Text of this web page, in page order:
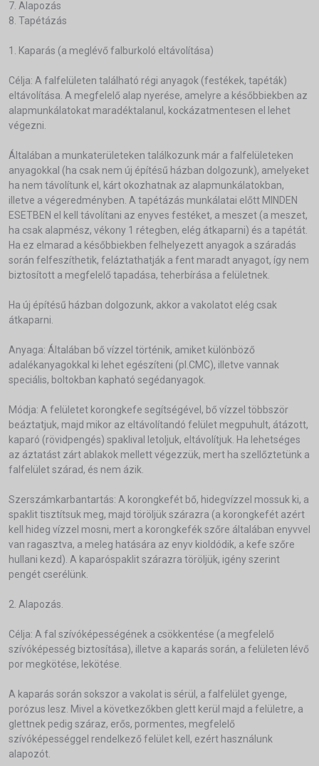
7. Alapozás
8. Tapétázás
1. Kaparás (a meglévő falburkoló eltávolítása)
Célja: A falfelületen található régi anyagok (festékek, tapéták)
eltávolítása. A megfelelő alap nyerése, amelyre a későbbiekben az
alapmunkálatokat maradéktalanul, kockázatmentesen el lehet
végezni.
Általában a munkaterületeken találkozunk már a falfelületeken
anyagokkal (ha csak nem új építésű házban dolgozunk), amelyeket
ha nem távolítunk el, kárt okozhatnak az alapmunkálatokban,
illetve a végeredményben. A tapétázás munkálatai előtt MINDEN
ESETBEN el kell távolítani az enyves festéket, a meszet (a meszet,
ha csak alapmész, vékony 1 rétegben, elég átkaparni) és a tapétát.
Ha ez elmarad a későbbiekben felhelyezett anyagok a száradás
során felfeszíthetik, feláztathatják a fent maradt anyagot, így nem
biztosított a megfelelő tapadása, teherbírása a felületnek.
Ha új építésű házban dolgozunk, akkor a vakolatot elég csak
átkaparni.
Anyaga: Általában bő vízzel történik, amiket különböző
adalékanyagokkal ki lehet egészíteni (pl.CMC), illetve vannak
speciális, boltokban kapható segédanyagok.
Módja: A felületet korongkefe segítségével, bő vízzel többször
beáztatjuk, majd mikor az eltávolítandó felület megpuhult, átázott,
kaparó (rövidpengés) spaklival letoljuk, eltávolítjuk. Ha lehetséges
az áztatást zárt ablakok mellett végezzük, mert ha szellőztetünk a
falfelület szárad, és nem ázik.
Szerszámkarbantartás: A korongkefét bő, hidegvízzel mossuk ki, a
spaklit tisztítsuk meg, majd töröljük szárazra (a korongkefét azért
kell hideg vízzel mosni, mert a korongkefék szőre általában enyvvel
van ragasztva, a meleg hatására az enyv kioldódik, a kefe szőre
hullani kezd). A kaparóspaklit szárazra töröljük, igény szerint
pengét cserélünk.
2. Alapozás.
Célja: A fal szívóképességének a csökkentése (a megfelelő
szívóképesség biztosítása), illetve a kaparás során, a felületen lévő
por megkötése, lekötése.
A kaparás során sokszor a vakolat is sérül, a falfelület gyenge,
porózus lesz. Mivel a következőkben glett kerül majd a felületre, a
glettnek pedig száraz, erős, pormentes, megfelelő
szívóképességgel rendelkező felület kell, ezért használunk
alapozót.